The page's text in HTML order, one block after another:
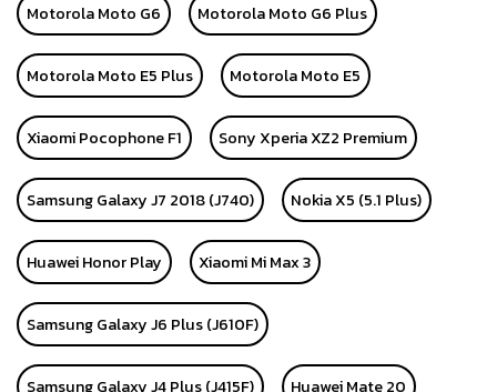
Motorola Moto G6 Motorola Moto G6 Plus
Motorola Moto E5 Plus Motorola Moto E5
Xiaomi Pocophone F1 Sony Xperia XZ2 Premium
Samsung Galaxy J7 2018 (J740) Nokia X5 (5.1 Plus)
Huawei Honor Play Xiaomi Mi Max 3
Samsung Galaxy J6 Plus (J610F)
Samsung Galaxy J4 Plus (J415F) Huawei Mate 20